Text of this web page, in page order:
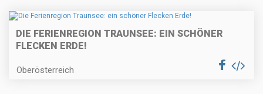
DIE FERIENREGION TRAUNSEE: EIN SCHÖNER
FLECKEN ERDE!
Oberösterreich